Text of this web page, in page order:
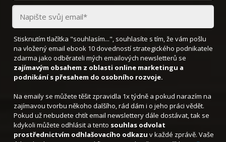
Stisknutím tlačítka "souhlasím...", souhlasíte s tím, že vám pošlu
na vložený email ebook 10 dovedností strategického podnikatele
zdarma jako odběrateli mých emailových newsletterů se
zajímavým obsahem z oblasti online marketingu a
podnikání s přesahem do osobního rozvoje.
Na emaily se můžete těšit zpravidla 1x týdně a pokud narazím na
zajímavou tvorbu někoho dalšího, rád dám i o jeho práci vědět.
Pokud už nebudete chtít email newslettery dále dostávat, tak se
kdykoli můžete odhlásit a tento souhlas odvolat
prostřednictvím odhlašovacího odkazu v každé zprávě. Vaše